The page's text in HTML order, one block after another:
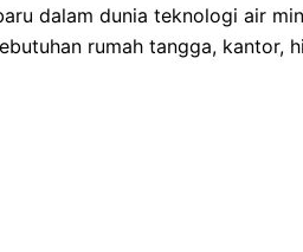
dalam dunia teknologi air
rumah tangga, kantor,